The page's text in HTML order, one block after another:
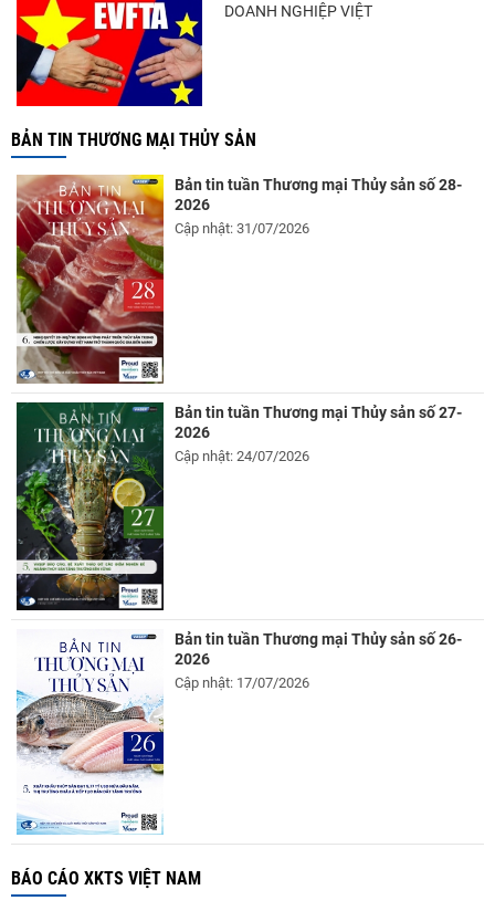
DOANH NGHIỆP VIỆT
BẢN TIN THƯƠNG MẠI THỦY SẢN
Bản tin tuần Thương mại Thủy sản số 28-
2026
Cập nhật: 31/07/2026
Bản tin tuần Thương mại Thủy sản số 27-
2026
Cập nhật: 24/07/2026
Bản tin tuần Thương mại Thủy sản số 26-
2026
Cập nhật: 17/07/2026
BÁO CÁO XKTS VIỆT NAM